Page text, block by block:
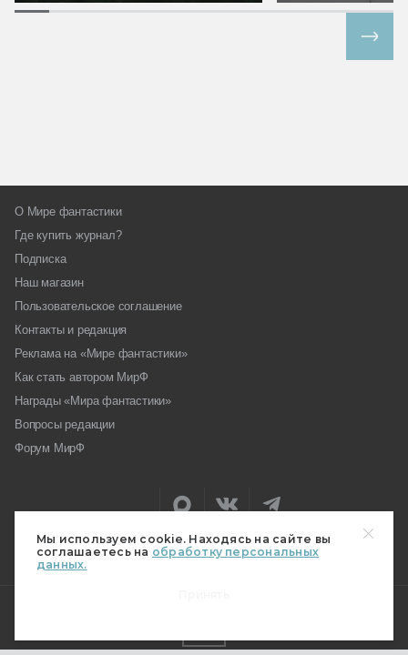
Мы используем cookie. Находясь на сайте вы
соглашаетесь на обработку персональных
данных.
О Мире фантастики
Где купить журнал?
Подписка
Наш магазин
Пользовательское соглашение
Контакты и редакция
Реклама на «Мире фантастики»
Как стать автором МирФ
Награды «Мира фантастики»
Вопросы редакции
Форум МирФ